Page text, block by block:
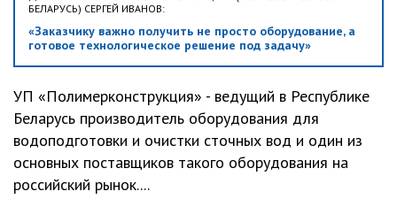
БЕЛАРУСЬ) СЕРГЕЙ ИВАНОВ:
«Заказчику важно получить не просто оборудование, а
готовое технологическое решение под задачу»
УП «Полимерконструкция» - ведущий в Республике
Беларусь производитель оборудования для
водоподготовки и очистки сточных вод и один из
основных поставщиков такого оборудования на
российский рынок....